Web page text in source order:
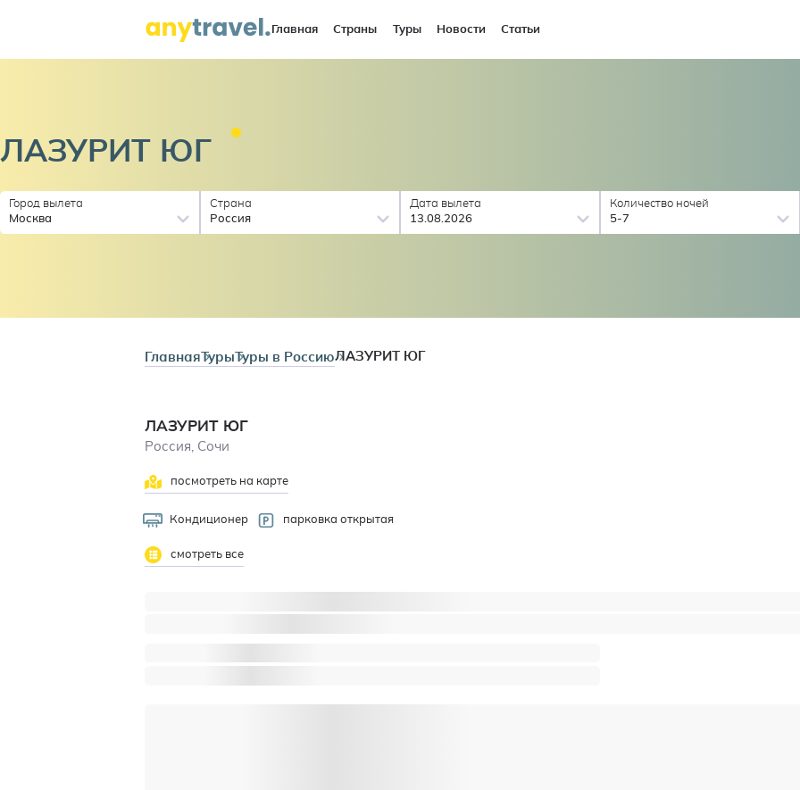
Главная Страны Туры Новости Статьи
ЛАЗУРИТ ЮГ
Город вылета
Москва
Страна
Россия
Дата вылета
13.08.2026
Количество ночей
5-7
ГлавнаяТурыТуры в РоссиюЛАЗУРИТ ЮГ
ЛАЗУРИТ ЮГ
Россия, Сочи
посмотреть на карте
Кондиционер парковка открытая
смотреть все